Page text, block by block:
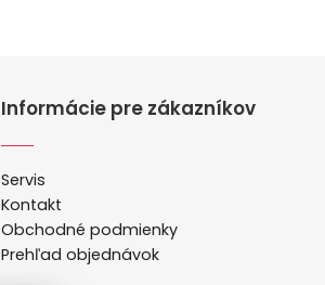
Informácie pre zákazníkov
Servis
Kontakt
Obchodné podmienky
Prehľad objednávok